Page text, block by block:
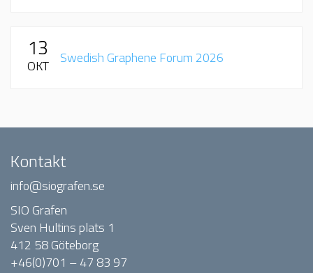
13
OKT Swedish Graphene Forum 2026
Kontakt
info@siografen.se
SIO Grafen
Sven Hultins plats 1
412 58 Göteborg
+46(0)701 – 47 83 97